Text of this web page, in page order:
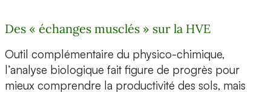
Des « échanges musclés » sur la HVE
Outil complémentaire du physico-chimique,
l’analyse biologique fait figure de progrès pour
mieux comprendre la productivité des sols, mais